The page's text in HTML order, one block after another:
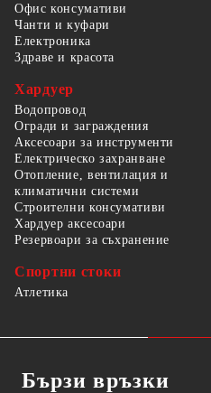
Офис консумативи
Чанти и куфари
Електроника
Здраве и красота
Хардуер
Водопровод
Огради и заграждения
Аксесоари за инструменти
Електрическо захранване
Отопление, вентилация и
климатични системи
Строителни консумативи
Хардуер аксесоари
Резервоари за съхранение
Спортни стоки
Атлетика
Бързи връзки